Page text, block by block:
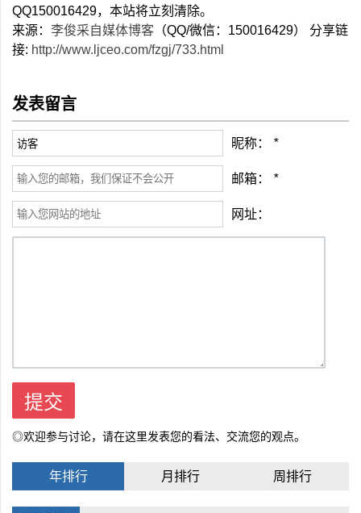
QQ150016429，本站将立刻清除。
来源： 李俊采自媒体博客 （QQ/微信：150016429） 分享链
接: http://www.ljceo.com/fzgj/733.html
发表留言
昵称： *
邮箱： *
网址：
◎欢迎参与讨论，请在这里发表您的看法、交流您的观点。
年排行 月排行 周排行